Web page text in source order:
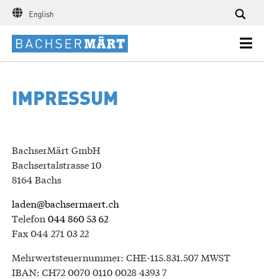
English
IMPRESSUM
BachserMärt GmbH
Bachsertalstrasse 10
8164 Bachs
laden@bachsermaert.ch
Telefon 044 860 53 62
Fax 044 271 03 22
Mehrwertsteuernummer: CHE-115.831.507 MWST
IBAN: CH72 0070 0110 0028 4393 7